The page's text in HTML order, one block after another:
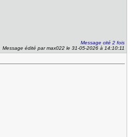
Message cité 2 fois
Message édité par max022 le 31-05-2026 à 14:10:11